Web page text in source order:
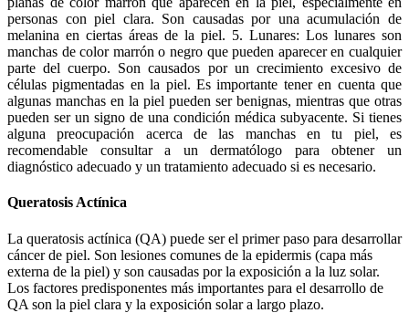
personas con piel clara. Son causadas por una acumulación de
melanina en ciertas áreas de la piel. 5. Lunares: Los lunares son
manchas de color marrón o negro que pueden aparecer en cualquier
parte del cuerpo. Son causados por un crecimiento excesivo de
células pigmentadas en la piel. Es importante tener en cuenta que
algunas manchas en la piel pueden ser benignas, mientras que otras
pueden ser un signo de una condición médica subyacente. Si tienes
alguna preocupación acerca de las manchas en tu piel, es
recomendable consultar a un dermatólogo para obtener un
diagnóstico adecuado y un tratamiento adecuado si es necesario.
Queratosis Actínica
La queratosis actínica (QA) puede ser el primer paso para desarrollar
cáncer de piel. Son lesiones comunes de la epidermis (capa más
externa de la piel) y son causadas por la exposición a la luz solar.
Los factores predisponentes más importantes para el desarrollo de
QA son la piel clara y la exposición solar a largo plazo.